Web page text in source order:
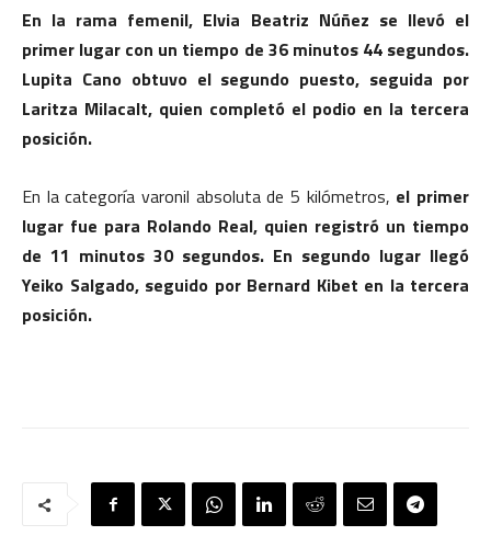
En la rama femenil, Elvia Beatriz Núñez se llevó el
primer lugar con un tiempo de 36 minutos 44 segundos.
Lupita Cano obtuvo el segundo puesto, seguida por
Laritza Milacalt, quien completó el podio en la tercera
posición.
En la categoría varonil absoluta de 5 kilómetros, el primer
lugar fue para Rolando Real, quien registró un tiempo
de 11 minutos 30 segundos. En segundo lugar llegó
Yeiko Salgado, seguido por Bernard Kibet en la tercera
posición.